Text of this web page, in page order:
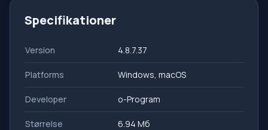
Specifikationer
Version 4.8.7.37
Platforms Windows, macOS
Developer o-Program
Størrelse 6.94 Мб